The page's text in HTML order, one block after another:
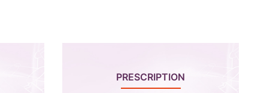
PRESCRIPTION